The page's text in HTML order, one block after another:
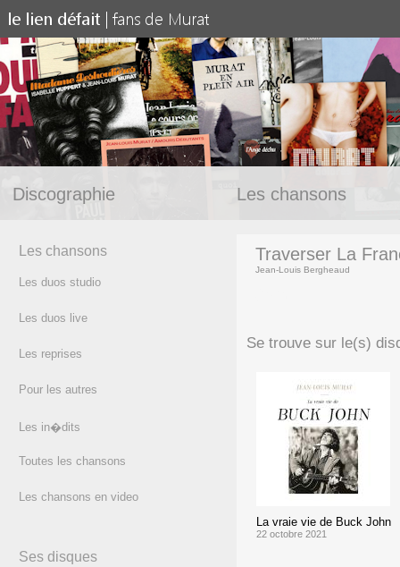
Discographie Les chansons
Les chansons
Les duos studio
Les duos live
Les reprises
Pour les autres
Les in�dits
Toutes les chansons
Les chansons en video
Ses disques
Traverser La
Jean-Louis Bergheaud
Se trouve sur le(s)
La vraie vie de Buck John
22 octobre 2021